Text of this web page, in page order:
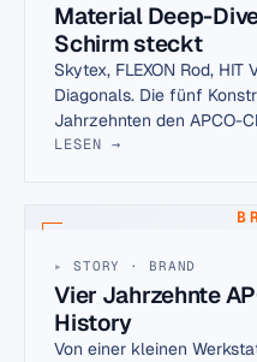
Material Deep-
Schirm steckt
Skytex, FLEXON Rod,
Diagonals. Die fünf
Jahrzehnten den APCO-
Detail erklärt.
LESEN →
STORY · BRAND
Vier Jahrzehnte
History
Von einer kleinen